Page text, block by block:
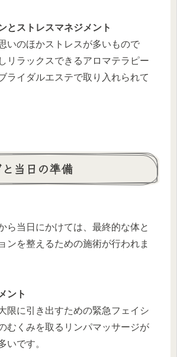
とストレスマネジメント
いのほかストレスが多いもので
リラックスできるアロマテラピー
ライダルエステで取り入れられて
当日の準備
ら当日にかけては、最終的な体と
ンを整えるための施術が行われま
ント
限に引き出すための緊急フェイシ
むくみを取るリンパマッサージが
いです。